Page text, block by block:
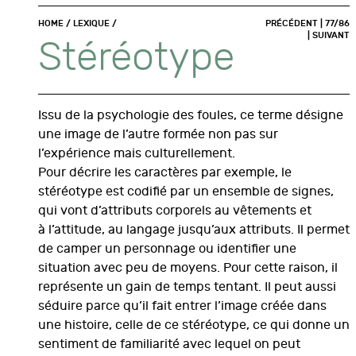
HOME / LEXIQUE /
Stéréotype
PRÉCÉDENT | 77/86
SUIVANT
Issu de la psychologie des foules, ce terme désigne
une image de l’autre formée non pas sur
l’expérience mais culturellement.
Pour décrire les caractères par exemple, le
stéréotype est codifié par un ensemble de signes,
qui vont d’attributs corporels au vêtements et
à l’attitude, au langage jusqu’aux attributs. Il permet
de camper un personnage ou identifier une
situation avec peu de moyens. Pour cette raison, il
représente un gain de temps tentant. Il peut aussi
séduire parce qu’il fait entrer l’image créée dans
une histoire, celle de ce stéréotype, ce qui donne un
sentiment de familiarité avec lequel on peut